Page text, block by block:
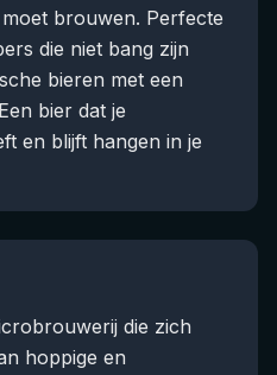
brouwen. Perfecte
die niet bang zijn
bieren met een
bier dat je
en blijft hangen in je
die zich
hoppige en